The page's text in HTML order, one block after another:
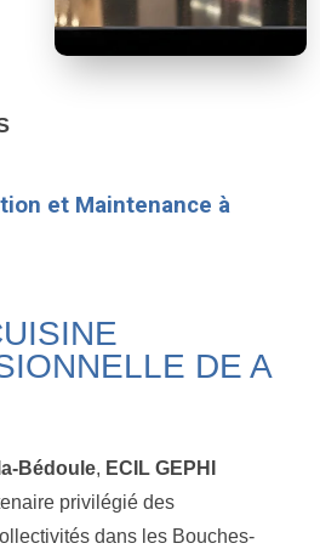
et Maintenance à
DE A
Bédoule, ECIL GEPHI
privilégié des
dans les Bouches-